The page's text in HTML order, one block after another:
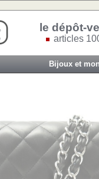
le dépôt-
articles
Bijoux et